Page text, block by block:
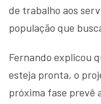
de trabalho aos
população que
Fernando explicou
esteja pronta, o
próxima fase prevê